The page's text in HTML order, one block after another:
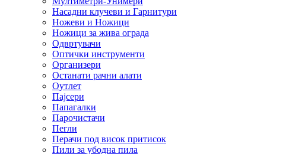
Насадни клучеви и Гарнитури
Ножеви и Ножици
Ножици за жива ограда
Одвртувачи
Оптички инструменти
Организери
Останати рачни алати
Оутлет
Пајсери
Папагалки
Парочистачи
Пегли
Перачи под висок притисок
Пили за убодна пила